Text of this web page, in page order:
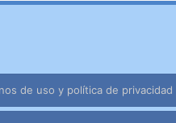
de uso y política de privacidad